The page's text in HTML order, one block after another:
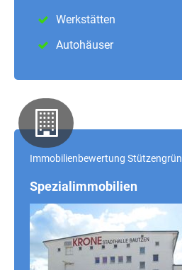
Werkstätten
Autohäuser
Immobilienbewertung Stützengrün
Spezialimmobilien